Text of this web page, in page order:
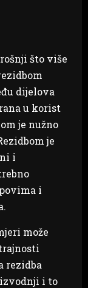
što više
dijelova
u korist
je nužno
je
i
i
može
rezidba
i to